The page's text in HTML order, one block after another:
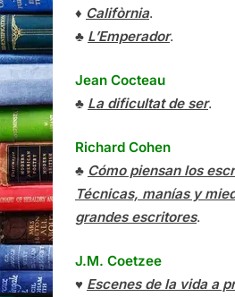
♦ Califòrnia.
♣ L’Emperador.
Jean Cocteau
♣ La dificultat de ser.
Richard Cohen
♣ Cómo piensan los
Técnicas, manías y
grandes escritores.
J.M. Coetzee
♥ Escenes de la vida a